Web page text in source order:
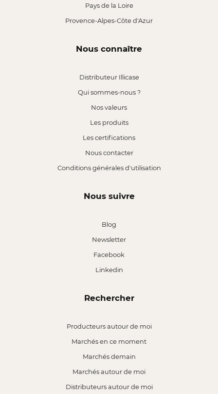
Pays de la Loire
Provence-Alpes-Côte d'Azur
Nous connaître
Distributeur Illicase
Qui sommes-nous ?
Nos valeurs
Les produits
Les certifications
Nous contacter
Conditions générales d'utilisation
Nous suivre
Blog
Newsletter
Facebook
Linkedin
Rechercher
Producteurs autour de moi
Marchés en ce moment
Marchés demain
Marchés autour de moi
Distributeurs autour de moi